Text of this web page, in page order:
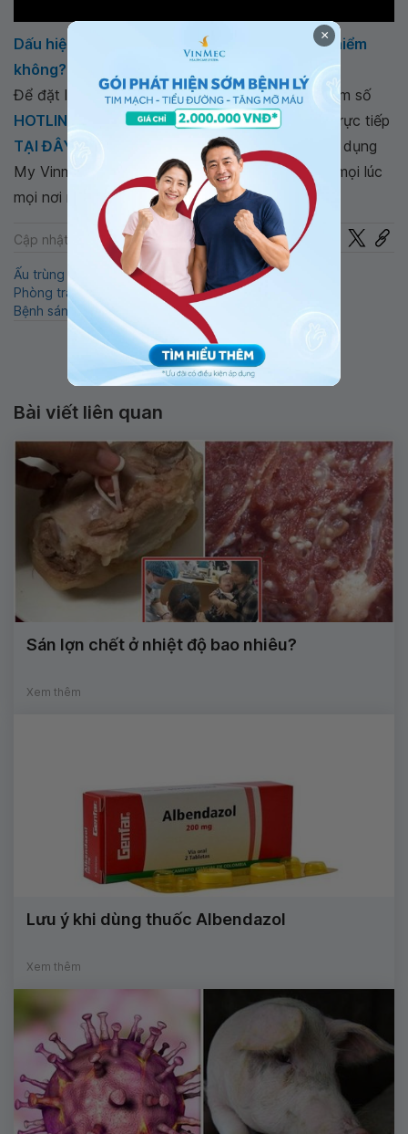
Dấu hiệu khi nhiễm sán lợn | Sán lợn có nguy hiểm
không?
Để đặt lịch khám tại viện, Quý khách vui lòng bấm số
HOTLINE
, đặt muaGÓI DỊCH VỤhoặc đặt lịch trực tiếp
TẠI ĐÂY
. Tải và đặt lịch khám tự động trên ứng dụng
My Vinmec để quản lý, theo dõi lịch và đặt hẹn mọi lúc
mọi nơi ngay trên ứng dụng.
Cập nhật: 22-07-2024 Chia sẻ
Ấu trùng sán lợn Sán dây
Xét nghiệm sán lợn
Phòng tránh bệnh sán lợn
Sán lợn gạo
Bệnh sán lợn
Bài viết liên quan
Sán lợn chết ở nhiệt độ bao nhiêu?
Xem thêm
Lưu ý khi dùng thuốc Albendazol
Xem thêm
×